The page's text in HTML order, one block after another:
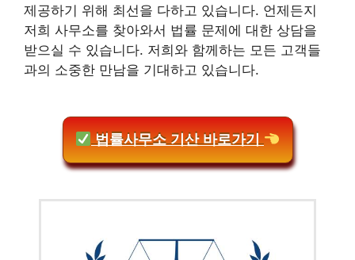
제공하기 위해 최선을 다하고 있습니다. 언제든지
저희 사무소를 찾아와서 법률 문제에 대한 상담을
받으실 수 있습니다. 저희와 함께하는 모든 고객들
과의 소중한 만남을 기대하고 있습니다.
법률사무소 기산 바로가기